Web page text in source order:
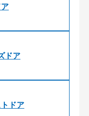
ドア
ドア